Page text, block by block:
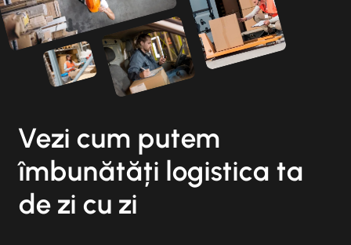
Vezi cum putem
îmbunătăți logistica ta
de zi cu zi